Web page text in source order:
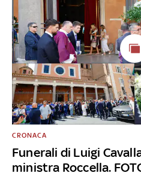
Funerali di Luigi
ministra Roccella.
CRONACA